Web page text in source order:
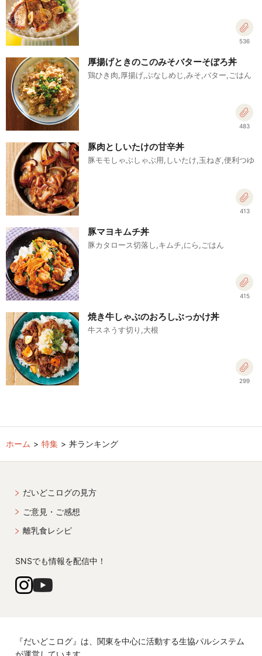
536
厚揚げときのこのみそバターそぼろ丼
鶏ひき肉,厚揚げ,ぶなしめじ,みそ,バター,ごはん
483
豚肉としいたけの甘辛丼
豚モモしゃぶしゃぶ用,しいたけ,玉ねぎ,便利つゆ
413
豚マヨキムチ丼
豚カタロース切落し,キムチ,にら,ごはん
415
焼き牛しゃぶのおろしぶっかけ丼
牛スネうす切り,大根
299
ホーム 特集 丼ランキング
だいどこログの見方
ご意見・ご感想
離乳食レシピ
SNSでも情報を配信中！
『だいどこログ』は、関東を中心に活動する生協パルシステム